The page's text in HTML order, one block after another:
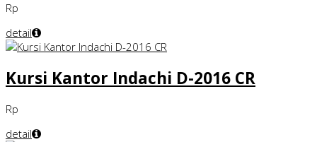
Rp
detail
Kursi Kantor Indachi D-2016 CR
Rp
detail